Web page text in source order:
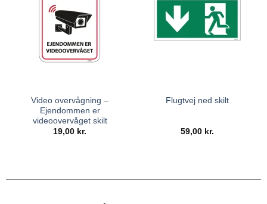
Video overvågning –
Ejendommen er
videoovervåget skilt
19,00 kr.
Flugtvej ned skilt
59,00 kr.